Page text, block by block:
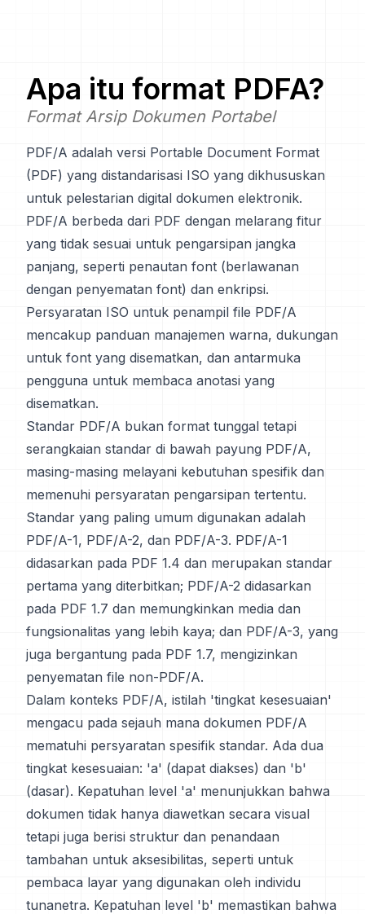
Apa itu format PDFA?
Format Arsip Dokumen Portabel
PDF/A adalah versi Portable Document Format
(PDF) yang distandarisasi ISO yang dikhususkan
untuk pelestarian digital dokumen elektronik.
PDF/A berbeda dari PDF dengan melarang fitur
yang tidak sesuai untuk pengarsipan jangka
panjang, seperti penautan font (berlawanan
dengan penyematan font) dan enkripsi.
Persyaratan ISO untuk penampil file PDF/A
mencakup panduan manajemen warna, dukungan
untuk font yang disematkan, dan antarmuka
pengguna untuk membaca anotasi yang
disematkan.
Standar PDF/A bukan format tunggal tetapi
serangkaian standar di bawah payung PDF/A,
masing-masing melayani kebutuhan spesifik dan
memenuhi persyaratan pengarsipan tertentu.
Standar yang paling umum digunakan adalah
PDF/A-1, PDF/A-2, dan PDF/A-3. PDF/A-1
didasarkan pada PDF 1.4 dan merupakan standar
pertama yang diterbitkan; PDF/A-2 didasarkan
pada PDF 1.7 dan memungkinkan media dan
fungsionalitas yang lebih kaya; dan PDF/A-3, yang
juga bergantung pada PDF 1.7, mengizinkan
penyematan file non-PDF/A.
Dalam konteks PDF/A, istilah 'tingkat kesesuaian'
mengacu pada sejauh mana dokumen PDF/A
mematuhi persyaratan spesifik standar. Ada dua
tingkat kesesuaian: 'a' (dapat diakses) dan 'b'
(dasar). Kepatuhan level 'a' menunjukkan bahwa
dokumen tidak hanya diawetkan secara visual
tetapi juga berisi struktur dan penandaan
tambahan untuk aksesibilitas, seperti untuk
pembaca layar yang digunakan oleh individu
tunanetra. Kepatuhan level 'b' memastikan bahwa